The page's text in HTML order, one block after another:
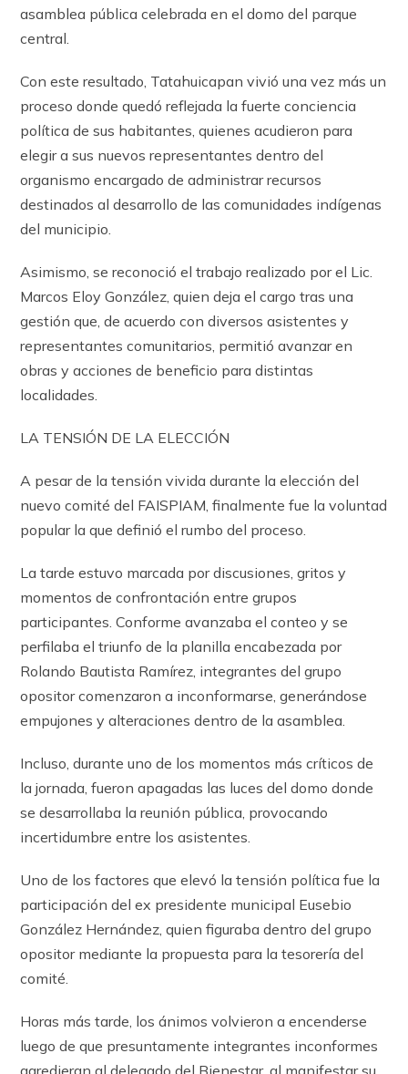
asamblea pública celebrada en el domo del parque
central.
Con este resultado, Tatahuicapan vivió una vez más un
proceso donde quedó reflejada la fuerte conciencia
política de sus habitantes, quienes acudieron para
elegir a sus nuevos representantes dentro del
organismo encargado de administrar recursos
destinados al desarrollo de las comunidades indígenas
del municipio.
Asimismo, se reconoció el trabajo realizado por el Lic.
Marcos Eloy González, quien deja el cargo tras una
gestión que, de acuerdo con diversos asistentes y
representantes comunitarios, permitió avanzar en
obras y acciones de beneficio para distintas
localidades.
LA TENSIÓN DE LA ELECCIÓN
A pesar de la tensión vivida durante la elección del
nuevo comité del FAISPIAM, finalmente fue la voluntad
popular la que definió el rumbo del proceso.
La tarde estuvo marcada por discusiones, gritos y
momentos de confrontación entre grupos
participantes. Conforme avanzaba el conteo y se
perfilaba el triunfo de la planilla encabezada por
Rolando Bautista Ramírez, integrantes del grupo
opositor comenzaron a inconformarse, generándose
empujones y alteraciones dentro de la asamblea.
Incluso, durante uno de los momentos más críticos de
la jornada, fueron apagadas las luces del domo donde
se desarrollaba la reunión pública, provocando
incertidumbre entre los asistentes.
Uno de los factores que elevó la tensión política fue la
participación del ex presidente municipal Eusebio
González Hernández, quien figuraba dentro del grupo
opositor mediante la propuesta para la tesorería del
comité.
Horas más tarde, los ánimos volvieron a encenderse
luego de que presuntamente integrantes inconformes